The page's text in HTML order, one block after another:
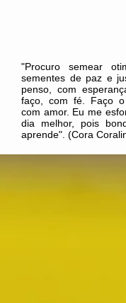
"Procuro semear
sementes de paz e
penso, com
faço, com fé. Faço
com amor. Eu me
dia melhor, pois
aprende". (Cora